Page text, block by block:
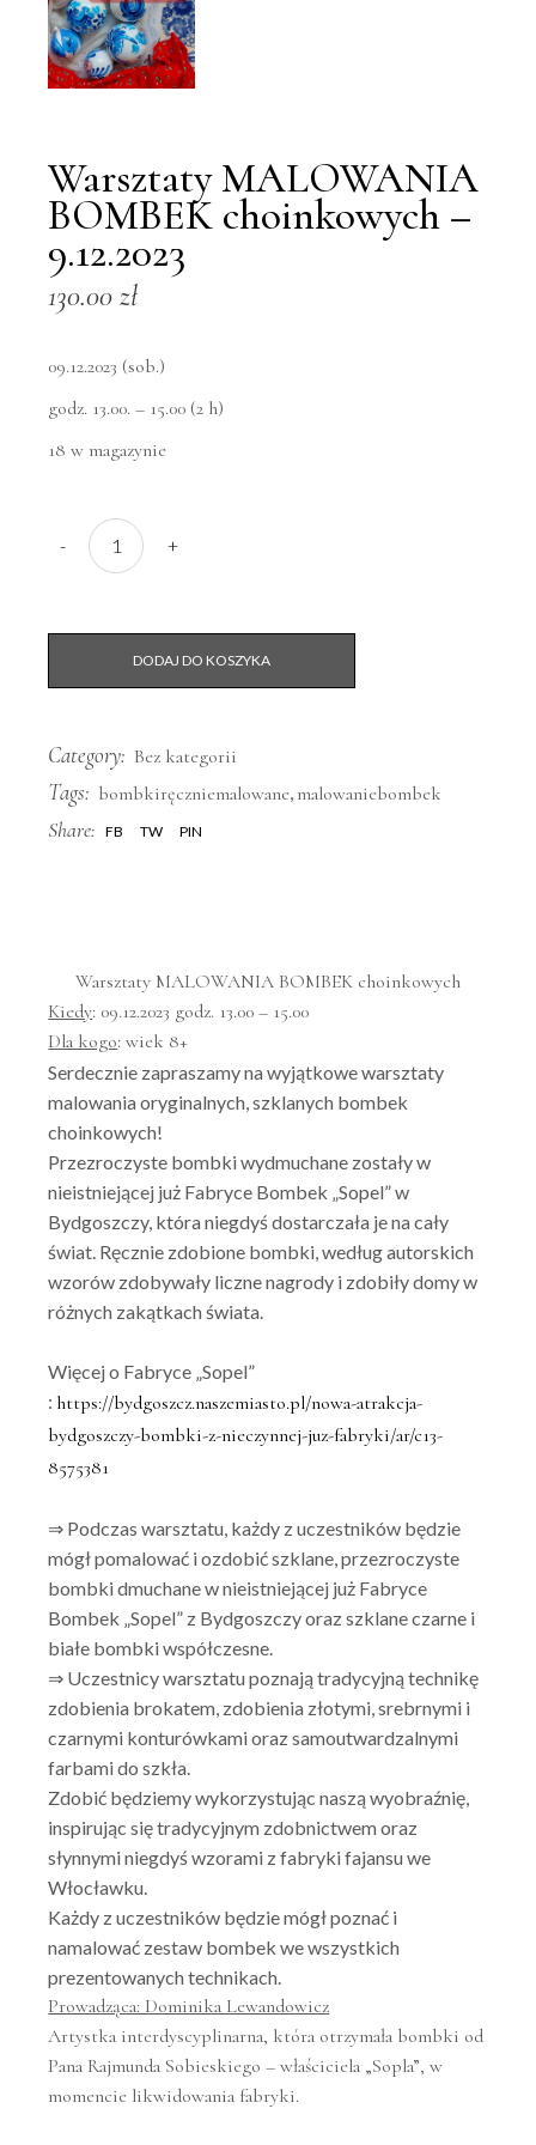
Warsztaty MALOWANIA
BOMBEK choinkowych –
9.12.2023
130.00zł
09.12.2023 (sob.)
godz. 13.00. – 15.00 (2 h)
18 w magazynie
Warsztaty MALOWANIA BOMBEK choinkowych -
-
+
DODAJ DO KOSZYKA
Category: Bez kategorii
Tags: bombkiręczniemalowane, malowaniebombek
Share: FB TW PIN
Warsztaty MALOWANIA BOMBEK choinkowych
Kiedy: 09.12.2023 godz. 13.00 – 15.00
Dla kogo: wiek 8+
Serdecznie zapraszamy na wyjątkowe warsztaty
malowania oryginalnych, szklanych bombek
choinkowych!
Przezroczyste bombki wydmuchane zostały w
nieistniejącej już Fabryce Bombek „Sopel” w
Bydgoszczy, która niegdyś dostarczała je na cały
świat. Ręcznie zdobione bombki, według autorskich
wzorów zdobywały liczne nagrody i zdobiły domy w
różnych zakątkach świata.
Więcej o Fabryce „Sopel”
: https://bydgoszcz.naszemiasto.pl/nowa-atrakcja-
bydgoszczy-bombki-z-nieczynnej-juz-fabryki/ar/c13-
8575381
⇒ Podczas warsztatu, każdy z uczestników będzie
mógł pomalować i ozdobić szklane, przezroczyste
bombki dmuchane w nieistniejącej już Fabryce
Bombek „Sopel” z Bydgoszczy oraz szklane czarne i
białe bombki współczesne.
⇒ Uczestnicy warsztatu poznają tradycyjną technikę
zdobienia brokatem, zdobienia złotymi, srebrnymi i
czarnymi konturówkami oraz samoutwardzalnymi
farbami do szkła.
Zdobić będziemy wykorzystując naszą wyobraźnię,
inspirując się tradycyjnym zdobnictwem oraz
słynnymi niegdyś wzorami z fabryki fajansu we
Włocławku.
Każdy z uczestników będzie mógł poznać i
namalować zestaw bombek we wszystkich
prezentowanych technikach.
Prowadząca: Dominika Lewandowicz
Artystka interdyscyplinarna, która otrzymała bombki od
Pana Rajmunda Sobieskiego – właściciela „Sopla”, w
momencie likwidowania fabryki.